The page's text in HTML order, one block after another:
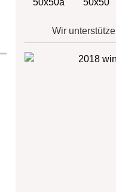
Wir